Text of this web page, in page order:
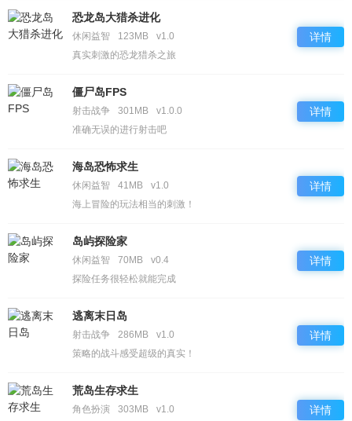
恐龙岛大猎杀进化
休闲益智 123MB
v1.0
真实刺激的恐龙猎杀之旅
详情
僵尸岛FPS
射击战争 301MB
v1.0.0
准确无误的进行射击吧
详情
海岛恐怖求生
休闲益智 41MB
v1.0
海上冒险的玩法相当的刺激！
详情
岛屿探险家
休闲益智 70MB
v0.4
探险任务很轻松就能完成
详情
逃离末日岛
射击战争 286MB
v1.0
策略的战斗感受超级的真实！
详情
荒岛生存求生
角色扮演 303MB
v1.0
详情